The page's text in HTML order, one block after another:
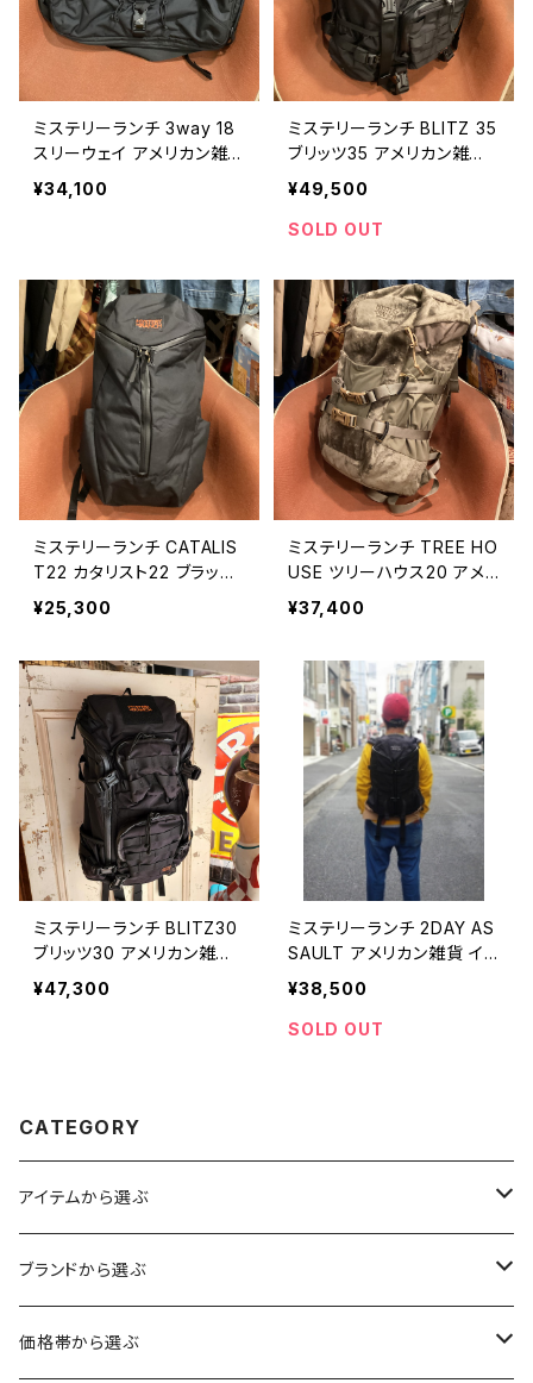
ミステリーランチ 3way 18
スリーウェイ アメリカン雑
貨 インテリア / MYSTERY
RANCH backpack outdo
¥34,100
ミステリーランチ BLITZ 35
ブリッツ35 アメリカン雑貨
インテリア / MYSTERY RA
NCH backpack outdoor
travel gear rucksack 【O
¥49,500
SOLD OUT
ミステリーランチ CATALIS
T22 カタリスト22 ブラック
アメリカン雑貨 インテリア /
MYSTERY RANCH back
ar rucksack 【O031】
¥25,300
ミステリーランチ TREE HO
USE ツリーハウス20 アメリ
カン雑貨 インテリア / MYS
TERY RANCH backpack
ksack 【O018】
¥37,400
ミステリーランチ BLITZ30
ブリッツ30 アメリカン雑貨
インテリア / MYSTERY RA
NCH backpack outdoor
¥47,300
ミステリーランチ 2DAY AS
SAULT アメリカン雑貨 イン
テリア / MYSTERY RANC
H backpack outdoor tra
vel gear rucksack 【O02
¥38,500
SOLD OUT
CATEGORY
アイテムから選ぶ
トップス
アウター
ボトムス
ブランドから選ぶ
HIROSHIMA CITY/ヒロシマシティ
価格帯から選ぶ